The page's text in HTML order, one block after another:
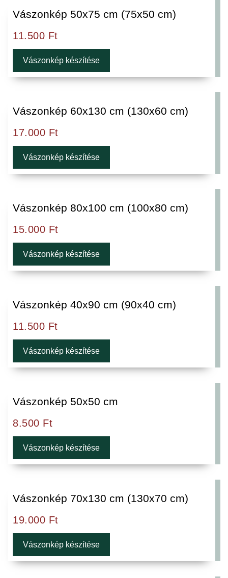
Vászonkép 50x75 cm (75x50 cm)
11.500 Ft
Vászonkép készítése
Vászonkép 60x130 cm (130x60 cm)
17.000 Ft
Vászonkép készítése
Vászonkép 80x100 cm (100x80 cm)
15.000 Ft
Vászonkép készítése
Vászonkép 40x90 cm (90x40 cm)
11.500 Ft
Vászonkép készítése
Vászonkép 50x50 cm
8.500 Ft
Vászonkép készítése
Vászonkép 70x130 cm (130x70 cm)
19.000 Ft
Vászonkép készítése